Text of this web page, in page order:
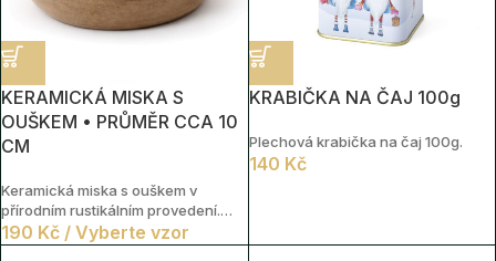
KERAMICKÁ MISKA S
OUŠKEM • PRŮMĚR CCA 10
CM
Keramická miska s ouškem v
přírodním rustikálním provedení.
Průměr cca 10 cm, výška cca 3 cm.
Vhodná na drobné občerstvení,
190 Kč / Vyberte vzor
KRABIČKA NA ČAJ 100g
Plechová krabička na čaj 100g.
140 Kč